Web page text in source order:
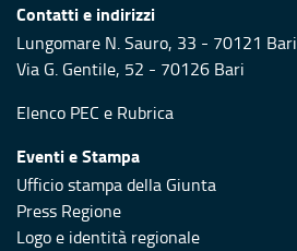
Contatti e indirizzi
Lungomare N. Sauro, 33 - 70121 Bari
Via G. Gentile, 52 - 70126 Bari
Elenco PEC e Rubrica
Eventi e Stampa
Ufficio stampa della Giunta
Press Regione
Logo e identità regionale